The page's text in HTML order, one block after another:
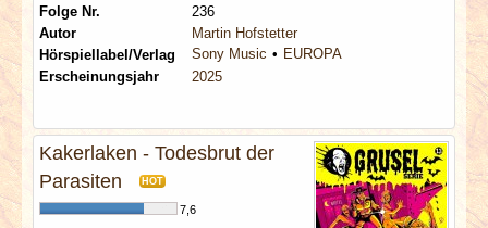
Folge Nr.
236
Autor
Martin Hofstetter
Hörspiellabel/Verlag
Sony Music
EUROPA
Erscheinungsjahr
2025
Kakerlaken - Todesbrut der
Parasiten
HOT
7,6